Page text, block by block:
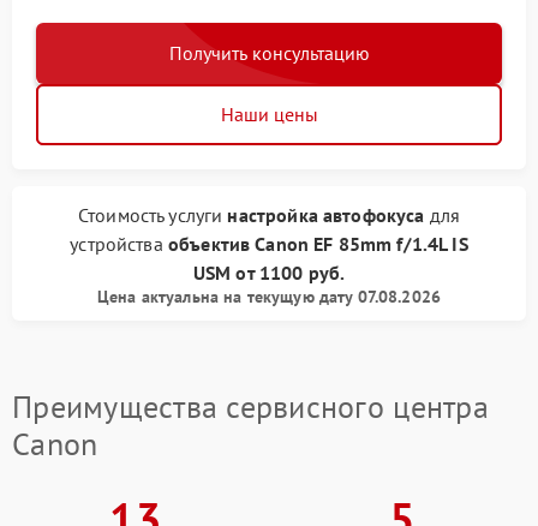
Получить консультацию
Наши цены
Стоимость услуги настройка автофокуса для
устройства объектив Canon EF 85mm f/1.4L IS
USMот 1100 руб.
Цена актуальна на текущую дату 07.08.2026
Преимущества сервисного центра
Canon